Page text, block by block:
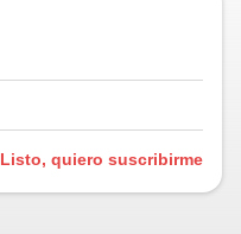
Listo, quiero suscribirme